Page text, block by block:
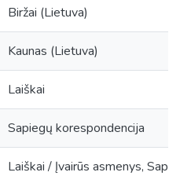
Biržai (Lietuva)
Kaunas (Lietuva)
Laiškai
Sapiegų korespondencija
Laiškai / Įvairūs asmenys,